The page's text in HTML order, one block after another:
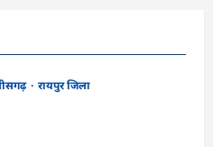
रायपुर जिला